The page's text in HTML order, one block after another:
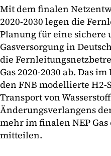
Mit dem finalen
2020-2030 legen die
Planung für eine sichere
Gasversorgung in
die
Gas 2020-2030 ab. Das
den FNB modellierte H2-
Transport von
Änderungsverlangens
mehr im finalen NEP
mitteilen.